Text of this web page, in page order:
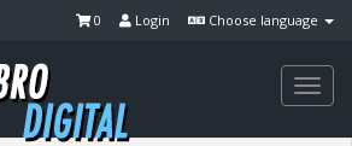
Choose language
Login
0